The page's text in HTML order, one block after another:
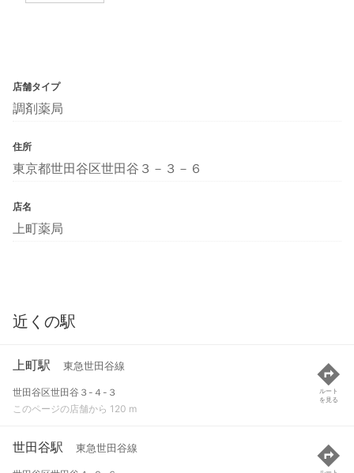
店舗タイプ
調剤薬局
住所
東京都世田谷区世田谷３－３－６
店名
上町薬局
近くの駅
上町駅 東急世田谷線
世田谷区世田谷３-４-３
このページの店舗から 120 m
ルート
を見る
世田谷駅 東急世田谷線